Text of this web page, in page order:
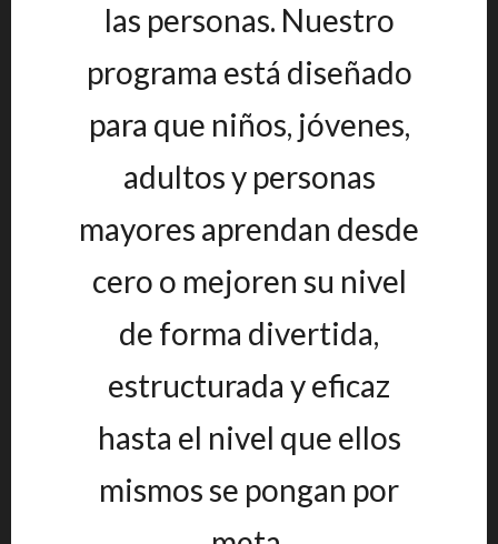
las personas. Nuestro
programa está diseñado
para que niños, jóvenes,
adultos y personas
mayores aprendan desde
cero o mejoren su nivel
de forma divertida,
estructurada y eficaz
hasta el nivel que ellos
mismos se pongan por